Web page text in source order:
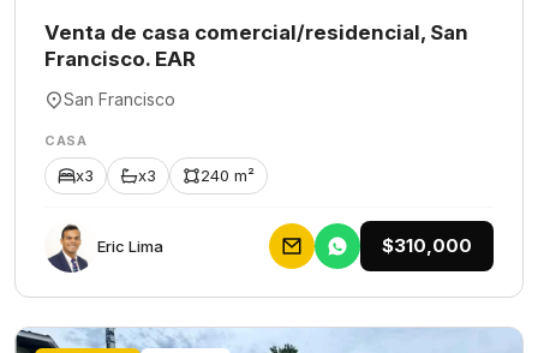
Venta de casa comercial/residencial, San
Francisco. EAR
San Francisco
CASA
x3 x3 240 m²
Eric Lima $310,000